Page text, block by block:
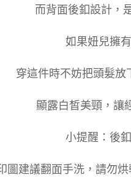
而背面後釦設計，
如果妞兒擁
穿這件時不妨把頭髮放
顯露白皙美頸，讓
小提醒：後
圖建議翻面手洗，請勿